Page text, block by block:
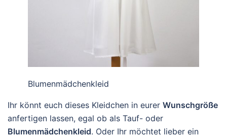
Blumenmädchenkleid
Ihr könnt euch dieses Kleidchen in eurer Wunschgröße
anfertigen lassen, egal ob als Tauf- oder
Blumenmädchenkleid. Oder Ihr möchtet lieber ein